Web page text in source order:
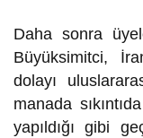
Daha sonra
Büyüksimitci,
dolayı
manada
yapıldığı gibi